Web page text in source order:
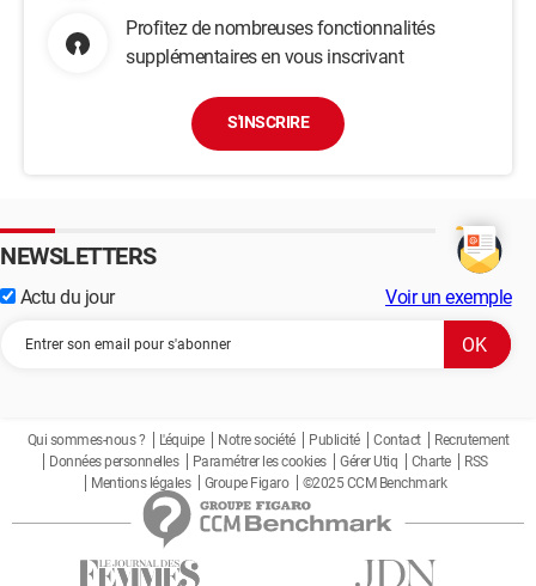
Profitez de nombreuses fonctionnalités
supplémentaires en vous inscrivant
S'INSCRIRE
NEWSLETTERS
Actu du jour Voir un exemple
Qui sommes-nous ? L'équipe Notre société Publicité Contact
Recrutement
Données personnelles
Paramétrer les cookies Gérer Utiq Charte
RSS
Mentions légales
Groupe Figaro ©2025 CCM Benchmark